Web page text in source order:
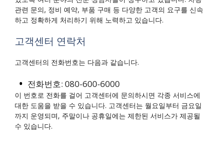
관련 문의, 정비 예약, 부품 구매 등 다양한 고객의 요구를 신속
하고 정확하게 처리하기 위해 노력하고 있습니다.
고객센터 연락처
고객센터의 전화번호는 다음과 같습니다.
전화번호: 080-600-6000
이 번호로 전화를 걸어 고객센터에 문의하시면 각종 서비스에
대한 도움을 받을 수 있습니다. 고객센터는 월요일부터 금요일
까지 운영되며, 주말이나 공휴일에는 제한된 서비스가 제공될
수 있습니다.